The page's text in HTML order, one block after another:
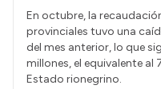
En octubre, la
provinciales tuvo una
del mes anterior, lo que
millones, el equivalente al
Estado rionegrino.